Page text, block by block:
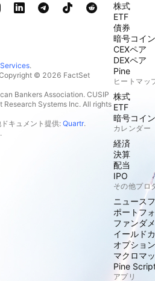
.
© 2026 FactSet
Bankers Association. CUSIP
Research Systems Inc. All rights
キュメント提供: Quartr.
株式
ETF
債券
暗号コイン
CEXペア
DEXペア
Pine
ヒートマッ
株式
ETF
暗号コイン
カレンダー
経済
決算
配当
IPO
その他プロ
ニュース
ポートフ
ファンダ
イールド
オプション
マクロマ
Pine
アプリ